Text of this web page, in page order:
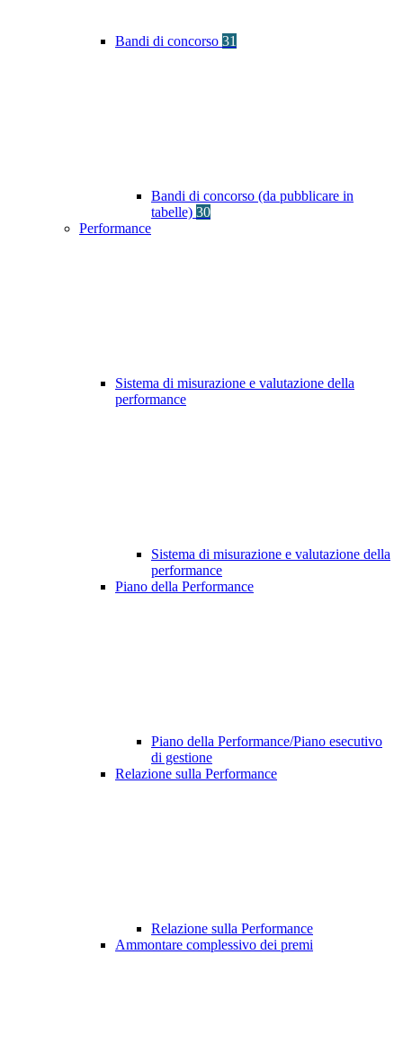
Bandi di concorso 31
Bandi di concorso (da pubblicare in
tabelle) 30
Performance
Sistema di misurazione e valutazione della
performance
Sistema di misurazione e valutazione della
performance
Piano della Performance
Piano della Performance/Piano esecutivo
di gestione
Relazione sulla Performance
Relazione sulla Performance
Ammontare complessivo dei premi